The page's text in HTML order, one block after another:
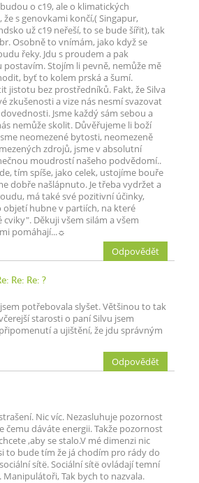
o c19, ale o klimatických
že s genovkami končí,( Singapur,
už c19 neřeší, to se bude šířit), tak
Osobně to vnímám, jako když se
řeky. Jdu s proudem a pak
postavím. Stojím li pevně, nemůže mě
byť to kolem prská a šumí.
jistotu bez prostředníků. Fakt, že Silva
zkušenosti a vize nás nesmí svazovat
Jsme každý sám sebou a
nemůže skolit. Důvěřujeme li boží
neomezené bytosti, neomezeně
zdrojů, jsme v absolutní
moudrostí našeho podvědomí..
tím spíše, jako celek, ustojíme bouře
dobře našlápnuto. Je třeba vydržet a
má také své pozitivní účinky,
objetí hubne v partiích, na které
cviky". Děkuji všem silám a všem
pomáhají...☼
Odpovědět
Re: Re: ?
potřebovala slyšet. Většinou to tak
starosti o paní Silvu jsem
a ujištění, že jdu správným
Odpovědět
Nic víc. Nezasluhuje pozornost
čemu dáváte energii. Takže pozornost
,aby se stalo.V mé dimenzi nic
to bude tím že já chodím pro rády do
sítë. Sociální sítë ovládají temní
Manipulátoři, Tak bych to nazvala.